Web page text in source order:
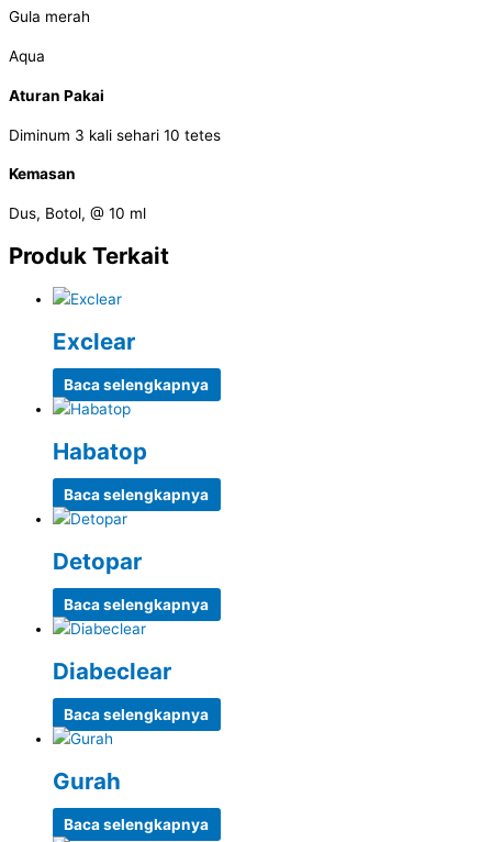
Gula merah
Aqua
Aturan Pakai
Diminum 3 kali sehari 10 tetes
Kemasan
Dus, Botol, @ 10 ml
Produk Terkait
Exclear
Baca selengkapnya
Habatop
Baca selengkapnya
Detopar
Baca selengkapnya
Diabeclear
Baca selengkapnya
Gurah
Baca selengkapnya